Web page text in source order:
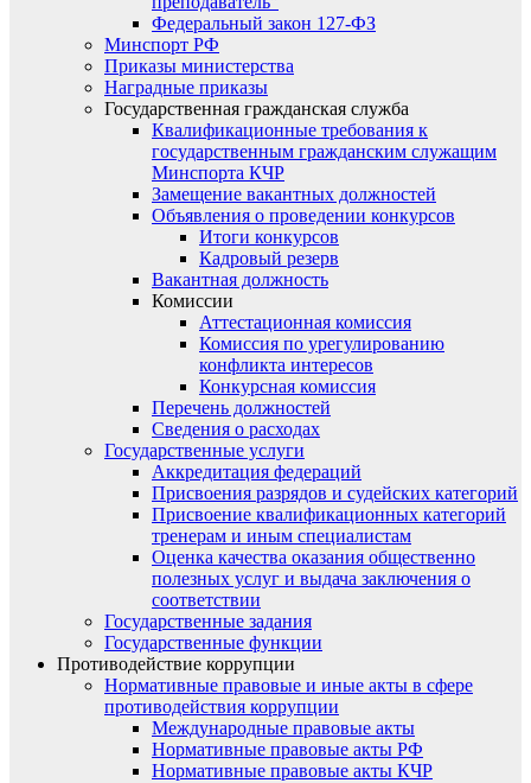
Федеральный закон 127-ФЗ
Минспорт РФ
Приказы министерства
Наградные приказы
Государственная гражданская служба
Квалификационные требования к
государственным гражданским служащим
Минспорта КЧР
Замещение вакантных должностей
Объявления о проведении конкурсов
Итоги конкурсов
Кадровый резерв
Вакантная должность
Комиссии
Аттестационная комиссия
Комиссия по урегулированию
конфликта интересов
Конкурсная комиссия
Перечень должностей
Сведения о расходах
Государственные услуги
Аккредитация федераций
Присвоения разрядов и судейских категорий
Присвоение квалификационных категорий
тренерам и иным специалистам
Оценка качества оказания общественно
полезных услуг и выдача заключения о
соответствии
Государственные задания
Государственные функции
Противодействие коррупции
Нормативные правовые и иные акты в сфере
противодействия коррупции
Международные правовые акты
Нормативные правовые акты РФ
Нормативные правовые акты КЧР